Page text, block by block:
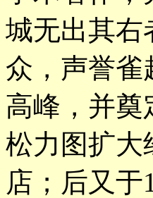
城无出其右
众，声誉雀
高峰，并奠
松力图扩大
店；后又